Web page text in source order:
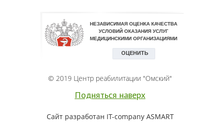
© 2019 Центр реабилитации "Омский"
Подняться наверх
Сайт разработан IT-company ASMART